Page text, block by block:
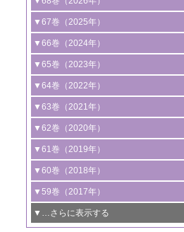
1号 過酸化水素合成に関する研究動向
2号 コンピューター技術により加速する
触媒開発
3号 有機分子変換やCO 資源化のための
光触媒に関する最近の研究
B号 第137回触媒討論会（2026年）
▼67巻（2025年）
1号 CO
水素化によるグリーン燃料/グリ
ーンケミカル製造
2号 水素製造のための水分解技術に関す
る最近の研究
3号 オレフィン系樹脂の精密合成に関す
る最新技術
4号 アルコール類の効率的変換を実現す
る非貴金属触媒の研究動向
5号 ゼオライトの合成と応用における研
究動向
6号 ヘテロ接合界面
▼66巻（2024年）
1号 低次元ナノ構造を有する触媒材料
2号 規制反応場を活用した固体触媒研究
の新展開
3号 未踏分子変換を目指した酸化触媒プ
ロセスの最前線
4号 シンクロトロン放射光および中性子
線を利用した触媒解析技術の最先端
5号 単原子触媒
6号 参照触媒委員会からのお知らせ
B号 第133回触媒討論会（2023年）
▼65巻（2023年）
1号 炭素が関わる触媒機能
2号 プラスチックケミカルリサイクルの
ための触媒技術
3号 非酸化物系金属化合物を基盤とした
触媒材料の開発
4号 格子酸素・格子酸素欠陥を利用した
触媒反応
5号 生体触媒によるエネルギー変換反応
▼64巻（2022年）
1号 合成ガス製造とCOを用いるケミカル
ズ合成の最新動向
2号 化学品合成のための合金触媒開発
3号 CO の排出削減および有効活用のた
めの触媒技術
4号 若手による情報発信企画～とびたて
若き触媒の研究者たち～（1）
▼63巻（2021年）
1号 金触媒の新展開
2号 ペロブスカイト
3号 特殊反応場を利用した触媒的分子変
換反応
4号 多孔質材料を用いた触媒の新展開
5号 情報学的手法を用いた触媒開発
▼62巻（2020年）
1号 触媒設計を拓く欠陥構造のキャラク
タリゼーション
2号 機能化学品製造に資するクリーンな
触媒的酸化反応
3号 水処理のための触媒化学
▼61巻（2019年）
1号 物質移動制御に着目した触媒プロセ
ス開発
2号 CO2 フリー水素サプライチェーンに
関わる触媒開発動向
▼60巻（2018年）
1号 固体酸触媒の最新の研究動向
2号 二酸化炭素からの有用化学品合成
▼59巻（2017年）
1号 いたるところに，触媒
▼…さらに表示する